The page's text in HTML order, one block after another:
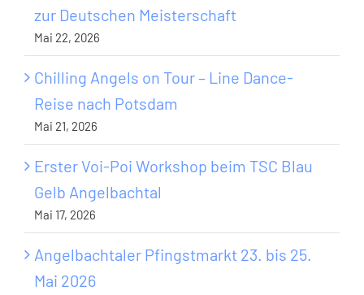
zur Deutschen Meisterschaft
Mai 22, 2026
Chilling Angels on Tour – Line Dance-
Reise nach Potsdam
Mai 21, 2026
Erster Voi-Poi Workshop beim TSC Blau
Gelb Angelbachtal
Mai 17, 2026
Angelbachtaler Pfingstmarkt 23. bis 25.
Mai 2026